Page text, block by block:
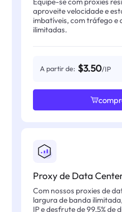
aproveite velocidade e
imbatíveis, com tráfego e
ilimitadas.
A partir de: $3.50/IP
Proxy de Data
Com nossos proxies de
largura de banda
IP e desfrute de 99,5% de